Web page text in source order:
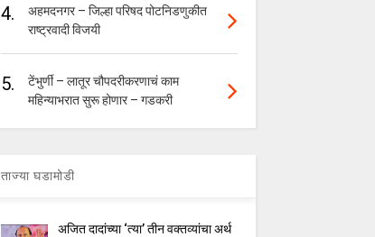
4.
अहमदनगर – जिल्हा परिषद पोटनिडणुकीत
राष्ट्रवादी विजयी
5.
टेंभुर्णी – लातूर चौपदरीकरणाचं काम
महिन्याभरात सुरू होणार – गडकरी
ताज्या घडामोडी
अजित दादांच्या ‘त्या’ तीन वक्तव्यांचा अर्थ